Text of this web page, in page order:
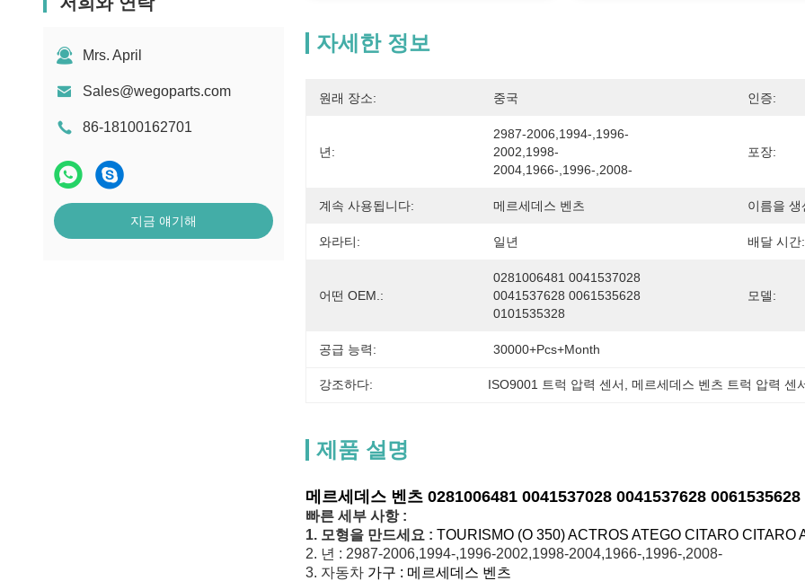
Mrs. April
Sales@wegoparts.com
86-18100162701
지금 얘기해
자세한 정보
원래 장소: 중국 인증:
년:
2987-2006,1994-,1996-
2002,1998-
2004,1966-,1996-,2008-
포장:
계속 사용됩니다: 메르세데스 벤츠 이름을 생
와라티: 일년 배달 시간:
어떤 OEM.:
0281006481 0041537028
0041537628 0061535628
0101535328
모델:
공급 능력: 30000+Pcs+Month
강조하다: ISO9001 트럭 압력 센서 , 메르세데스 벤츠 트럭 압력 센
제품 설명
메르세데스 벤츠 0281006481 0041537028 0041537628
빠른 세부 사항 :
1. 모형을 만드세요 : TOURISMO (O 350) ACTROS ATEGO CITARO CITARO
2. 년 : 2987-2006,1994-,1996-2002,1998-2004,1966-,1996-,2008-
3. 자동차 가구 : 메르세데스 벤츠